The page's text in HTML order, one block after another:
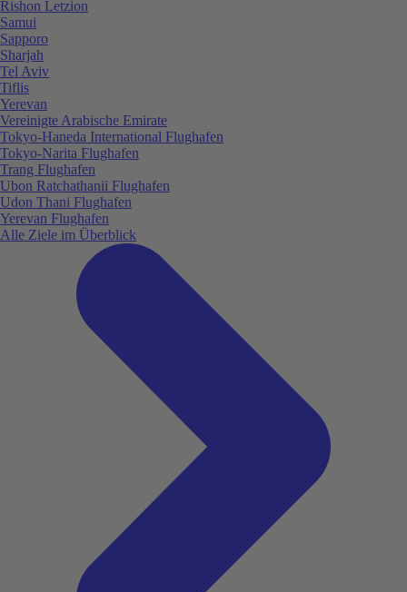
Rishon Letzion
Samui
Sapporo
Sharjah
Tel Aviv
Tiflis
Yerevan
Vereinigte Arabische Emirate
Tokyo-Haneda International Flughafen
Tokyo-Narita Flughafen
Trang Flughafen
Ubon Ratchathanii Flughafen
Udon Thani Flughafen
Yerevan Flughafen
Alle Ziele im Überblick